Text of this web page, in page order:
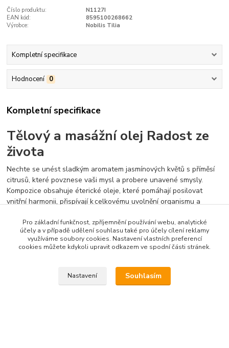
Číslo produktu:
N1127I
EAN kód:
8595100268662
Výrobce:
Nobilis Tilia
Kompletní specifikace
Hodnocení 0
Kompletní specifikace
Tělový a masážní olej Radost ze
života
Nechte se unést sladkým aromatem jasmínových květů s příměsí
citrusů, které povznese vaši mysl a probere unavené smysly.
Kompozice obsahuje éterické oleje, které pomáhají posilovat
vnitřní harmonii, přispívají k celkovému uvolnění organismu a
Použití:
Ideální je k relaxaci po náročném pracovním dni. Díky vyváženému
vhodný i pro pravidelnou péči o pokožku celého těla.
Pro základní funkčnost, zpříjemnění používání webu, analytické
účely a v případě udělení souhlasu také pro účely cílení reklamy
využíváme soubory cookies. Nastavení vlastních preferencí
cookies můžete kdykoli upravit odkazem ve spodní části stránek.
Nastavení Souhlasím